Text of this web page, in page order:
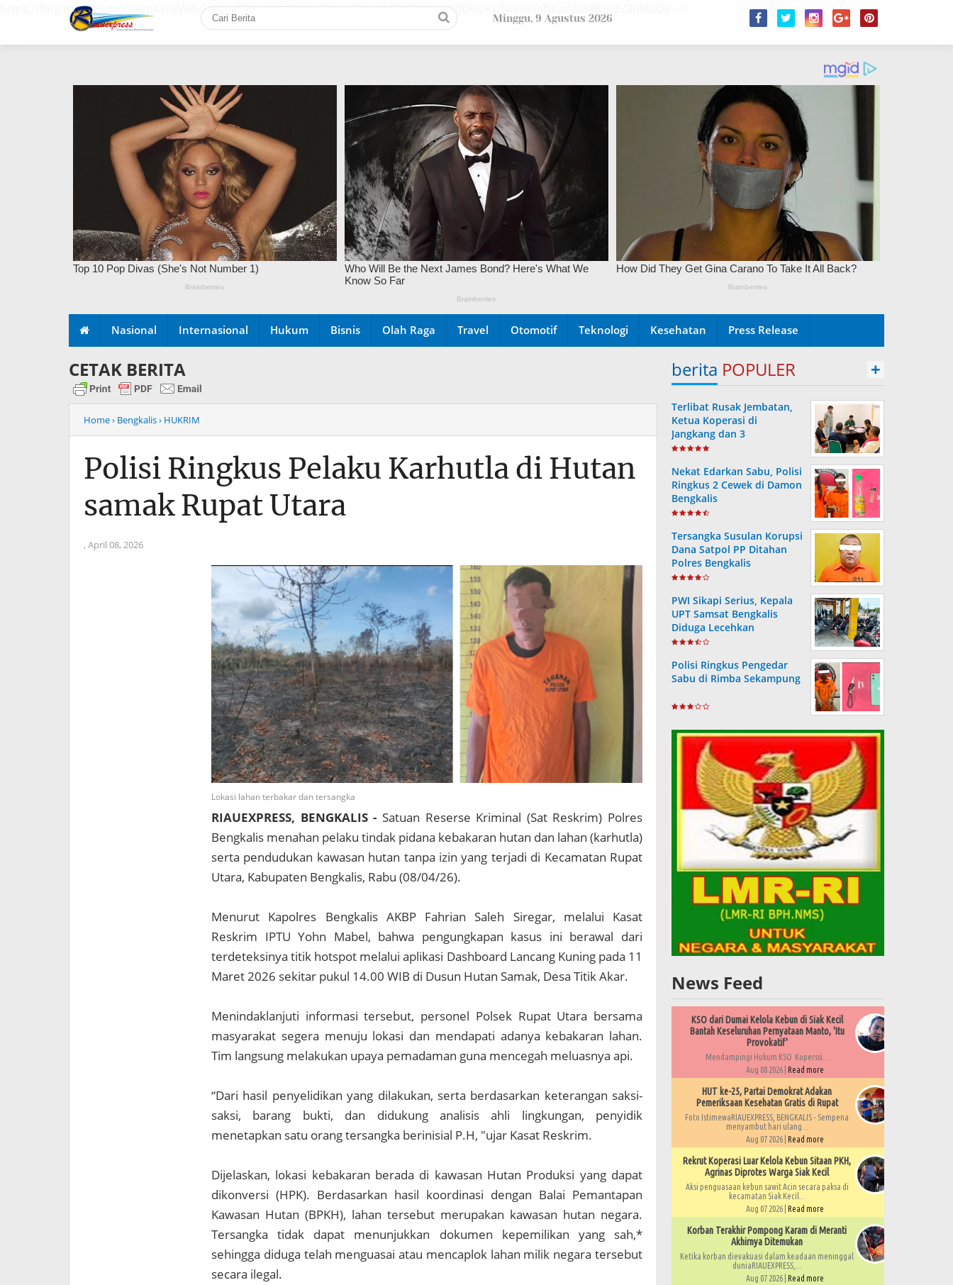
https://bugaruche.com/dAmKFnzWd.GoNiv-ZDGvUM/DeFm/9EupZZUsl/kFPSTuY/ywNqDUcRx/N/j/A/taNCjaIZ0sNDz/E/2hMaQE
Minggu, 9 Agustus 2026
Nasional Internasional Hukum Bisnis Olah Raga Travel Otomotif Teknologi Kesehatan Press Release
CETAK BERITA
Home› Bengkalis› HUKRIM
Polisi Ringkus Pelaku Karhutla di Hutan
samak Rupat Utara
, April 08, 2026
Lokasi lahan terbakar dan tersangka
RIAUEXPRESS, BENGKALIS - Satuan Reserse Kriminal (Sat Reskrim) Polres
Bengkalis menahan pelaku tindak pidana kebakaran hutan dan lahan (karhutla)
serta pendudukan kawasan hutan tanpa izin yang terjadi di Kecamatan Rupat
Utara, Kabupaten Bengkalis, Rabu (08/04/26).
Menurut Kapolres Bengkalis AKBP Fahrian Saleh Siregar, melalui Kasat
Reskrim IPTU Yohn Mabel, bahwa pengungkapan kasus ini berawal dari
terdeteksinya titik hotspot melalui aplikasi Dashboard Lancang Kuning pada 11
Maret 2026 sekitar pukul 14.00 WIB di Dusun Hutan Samak, Desa Titik Akar.
Menindaklanjuti informasi tersebut, personel Polsek Rupat Utara bersama
masyarakat segera menuju lokasi dan mendapati adanya kebakaran lahan.
Tim langsung melakukan upaya pemadaman guna mencegah meluasnya api.
“Dari hasil penyelidikan yang dilakukan, serta berdasarkan keterangan saksi-
saksi, barang bukti, dan didukung analisis ahli lingkungan, penyidik
menetapkan satu orang tersangka berinisial P.H, "ujar Kasat Reskrim.
Dijelaskan, lokasi kebakaran berada di kawasan Hutan Produksi yang dapat
dikonversi (HPK). Berdasarkan hasil koordinasi dengan Balai Pemantapan
Kawasan Hutan (BPKH), lahan tersebut merupakan kawasan hutan negara.
Tersangka tidak dapat menunjukkan dokumen kepemilikan yang sah,*
sehingga diduga telah menguasai atau mencaplok lahan milik negara tersebut
secara ilegal.
berita POPULER +
Terlibat Rusak Jembatan,
Ketua Koperasi di
Jangkang dan 3
Pengurusnya Resmi Masuk
Nekat Edarkan Sabu, Polisi
Ringkus 2 Cewek di Damon
Bengkalis
Tersangka Susulan Korupsi
Dana Satpol PP Ditahan
Polres Bengkalis
PWI Sikapi Serius, Kepala
UPT Samsat Bengkalis
Diduga Lecehkan
Wartawan
Polisi Ringkus Pengedar
Sabu di Rimba Sekampung
News Feed
KSO dari Dumai Kelola Kebun di Siak Kecil
Bantah Keseluruhan Pernyataan Manto, 'Itu
Provokatif'
Mendampingi Hukum KSO Koperssi...
Aug 08 2026 | Read more
HUT ke-25, Partai Demokrat Adakan
Pemeriksaan Kesehatan Gratis di Rupat
Foto IstimewaRIAUEXPRESS, BENGKALIS - Sempena
menyambut hari ulang...
Aug 07 2026 | Read more
Rekrut Koperasi Luar Kelola Kebun Sitaan PKH,
Agrinas Diprotes Warga Siak Kecil
Aksi penguasaan kebun sawit Acin secara paksa di
kecamatan Siak Kecil...
Aug 07 2026 | Read more
Korban Terakhir Pompong Karam di Meranti
Akhirnya Ditemukan
Ketika korban dievakuasi dalam keadaan meninggal
duniaRIAUEXPRESS,...
Aug 07 2026 | Read more